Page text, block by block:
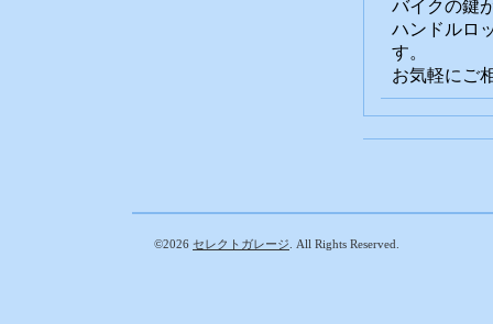
バイクの鍵
ハンドルロ
す。
お気軽にご
©2026 セレクトガレージ . All Rights Reserved.